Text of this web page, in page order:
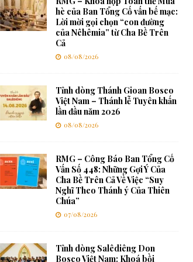
hè của Ban Tổng Cố vấn bế mạc:
Lời mời gọi chọn “con đường
của Nêhêmia” từ Cha Bề Trên
Cả
08/08/2026
Tỉnh dòng Thánh Gioan Bosco
Việt Nam – Thánh lễ Tuyên khấn
lần đầu năm 2026
08/08/2026
RMG – Công Báo Ban Tổng Cố
Vấn Số 448: Những Gợi Ý Của
Cha Bề Trên Cả Về Việc “Suy
Nghĩ Theo Thánh ý Của Thiên
Chúa”
07/08/2026
Tỉnh dòng Salêdiêng Don
Bosco Việt Nam: Khoá bồi